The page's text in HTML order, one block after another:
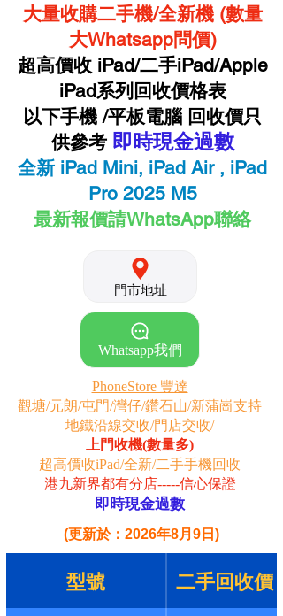
大量收購二手機/全新機 (數量
大Whatsapp問價)
超高價收 iPad/二手iPad/Apple
iPad系列回收價格表
以下手機 /平板電腦 回收價只
供參考 即時現金過數
​全新 iPad Mini, iPad Air , iPad
Pro 2025 M5
最新報價請WhatsApp聯絡
門市地址
Whatsapp我們
PhoneStore 豐達
觀塘/元朗/屯門/灣仔/鑽石山/新蒲崗支持
地鐵沿線交收/門店交收/
上門收機(數量多)
超高價收iPad/全新/二手手機回收
港九新界都有分店-----信心保證
即時現金過數
(更新於：2026年8月9日)
型號 二手回收價